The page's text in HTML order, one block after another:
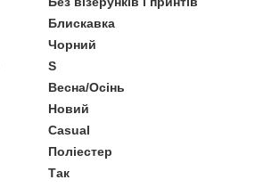
Блискавка
Чорний
S
Весна/Осінь
Новий
Casual
Поліестер
Так